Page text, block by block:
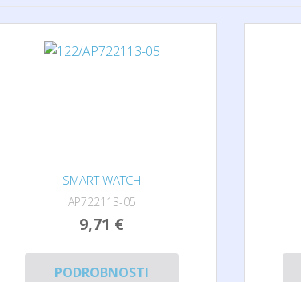
SMART WATCH
AP722113-05
9,71 €
PODROBNOSTI